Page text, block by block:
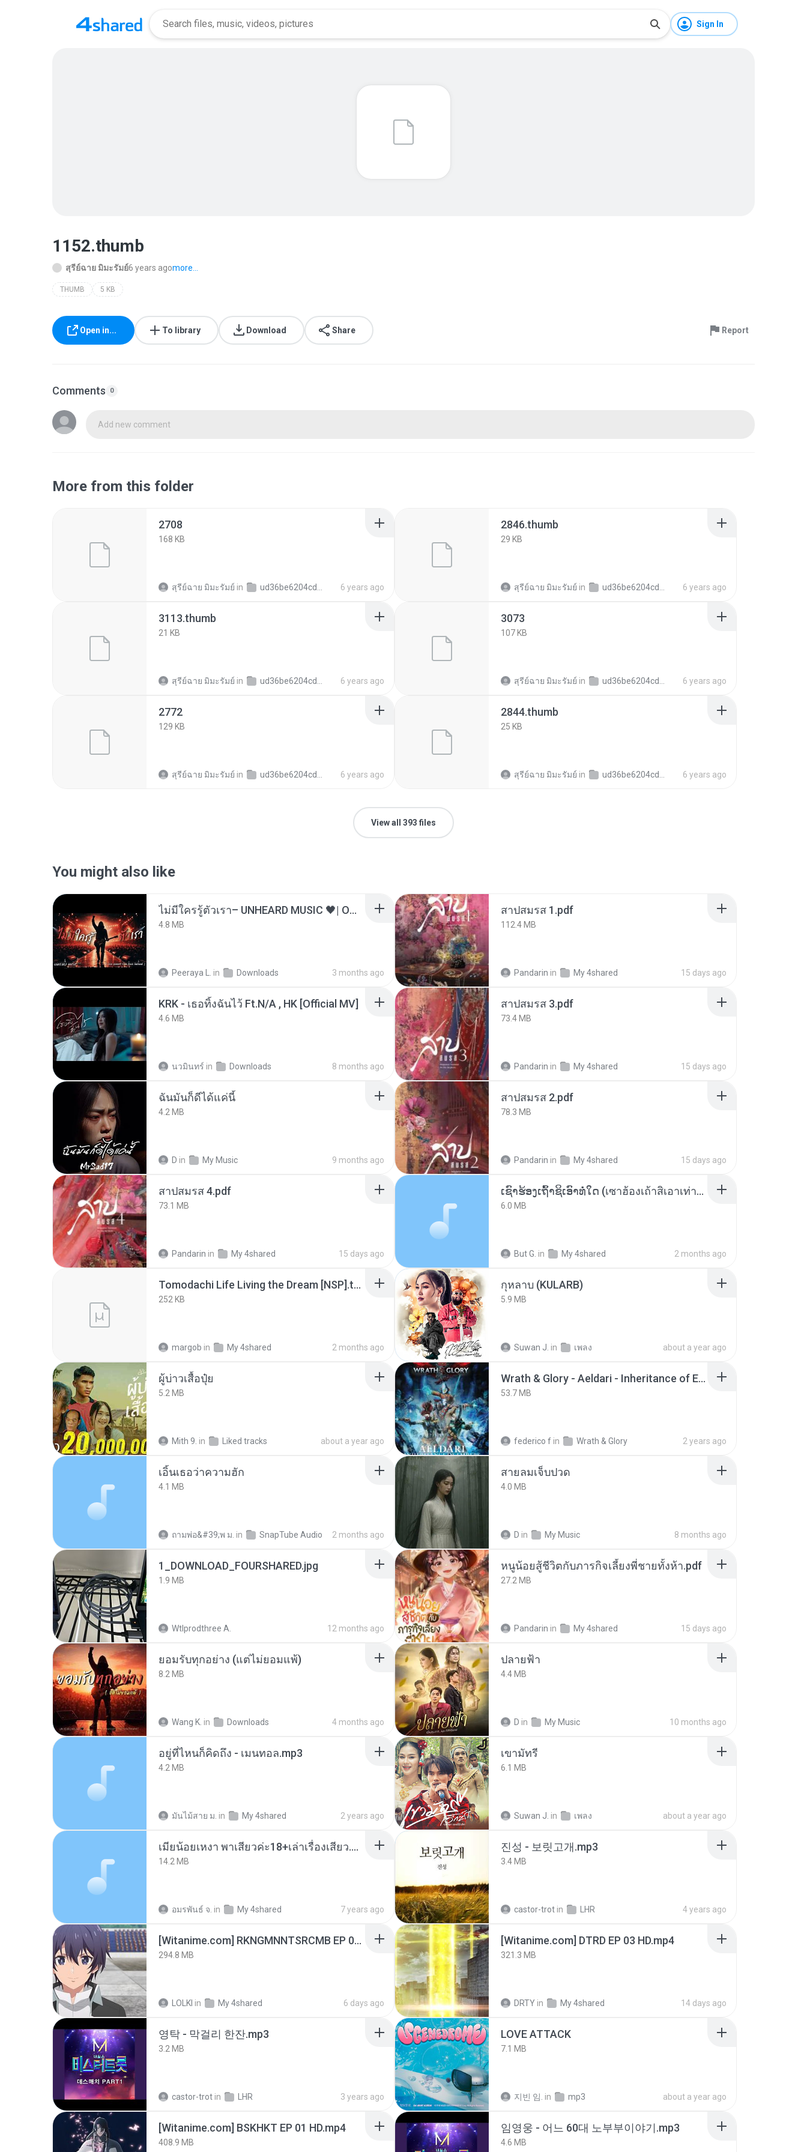
Sign In
1152.thumb
สุรีย์ฉาย มิมะรัมย์6 years agomore...
THUMB 5 KB
Open in... To library Download Share Report
Comments 0
Add new comment
More from this folder
2708
168 KB
สุรีย์ฉาย มิมะรัมย์ in ud36be6204cd2dec4c384d852796bbdc5 6 years ago
2846.thumb
29 KB
สุรีย์ฉาย มิมะรัมย์ in ud36be6204cd2dec4c384d852796bbdc5 6 years ago
3113.thumb
21 KB
สุรีย์ฉาย มิมะรัมย์ in ud36be6204cd2dec4c384d852796bbdc5 6 years ago
3073
107 KB
สุรีย์ฉาย มิมะรัมย์ in ud36be6204cd2dec4c384d852796bbdc5 6 years ago
2772
129 KB
สุรีย์ฉาย มิมะรัมย์ in ud36be6204cd2dec4c384d852796bbdc5 6 years ago
2844.thumb
25 KB
สุรีย์ฉาย มิมะรัมย์ in ud36be6204cd2dec4c384d852796bbdc5 6 years ago
View all 393 files
You might also like
ไม่มีใครรู้ตัวเรา– UNHEARD MUSIC 🖤| Official Lyric Video | เพลงสู้ชีวิต
4.8 MB
Peeraya L. in Downloads 3 months ago
สาปสมรส 1.pdf
112.4 MB
Pandarin in My 4shared 15 days ago
KRK - เธอทิ้งฉันไว้ Ft.N/A , HK [Official MV]
4.6 MB
นวมินทร์ in Downloads 8 months ago
สาปสมรส 3.pdf
73.4 MB
Pandarin in My 4shared 15 days ago
ฉันมันก็ดีได้แค่นี้
4.2 MB
D in My Music 9 months ago
สาปสมรส 2.pdf
78.3 MB
Pandarin in My 4shared 15 days ago
สาปสมรส 4.pdf
73.1 MB
Pandarin in My 4shared 15 days ago
ເຊົາຮ້ອງເຖົ້າຊິເອົາທໍ່ໃດ (เซาฮ้องเถ้าสิเอาเท่าใด) ບຸນເກີດ ຫນູຫ່ວງ ft. ໂສພາ ຈຸນທະລາ
6.0 MB
But G. in My 4shared 2 months ago
Tomodachi Life Living the Dream [NSP].torrent
252 KB
margob in My 4shared 2 months ago
กุหลาบ (KULARB)
5.9 MB
Suwan J. in เพลง about a year ago
ผู้บ่าวเสื้อปุ๋ย
5.2 MB
Mith 9. in Liked tracks about a year ago
Wrath & Glory - Aeldari - Inheritance of Embers.pdf
53.7 MB
federico f in Wrath & Glory 2 years ago
เอิ้นเธอว่าความฮัก
4.1 MB
ถามพ่อ&#39;พ ม. in SnapTube Audio 2 months ago
สายลมเจ็บปวด
4.0 MB
D in My Music 8 months ago
1_DOWNLOAD_FOURSHARED.jpg
1.9 MB
Wtlprodthree A. 12 months ago
หนูน้อยสู้ชีวิตกับภารกิจเลี้ยงพี่ชายทั้งห้า.pdf
27.2 MB
Pandarin in My 4shared 15 days ago
ยอมรับทุกอย่าง (แต่ไม่ยอมแพ้)
8.2 MB
Wang K. in Downloads 4 months ago
ปลายฟ้า
4.4 MB
D in My Music 10 months ago
อยู่ที่ไหนก็คิดถึง - เมนทอล.mp3
4.2 MB
มันไม้สาย ม. in My 4shared 2 years ago
เขามัทรี
6.1 MB
Suwan J. in เพลง about a year ago
เมียน้อยเหงา พาเสียวค่ะ18+เล่าเรื่องเสียว.mp3
14.2 MB
อมรพันธ์ จ. in My 4shared 7 years ago
진성 - 보릿고개.mp3
3.4 MB
castor-trot in LHR 4 years ago
[Witanime.com] RKNGMNNTSRCMB EP 06 HD.mp4
294.8 MB
LOLKI in My 4shared 6 days ago
[Witanime.com] DTRD EP 03 HD.mp4
321.3 MB
DRTY in My 4shared 14 days ago
영탁 - 막걸리 한잔.mp3
3.2 MB
castor-trot in LHR 3 years ago
LOVE ATTACK
7.1 MB
지빈 임. in mp3 about a year ago
[Witanime.com] BSKHKT EP 01 HD.mp4
408.9 MB
임영웅 - 어느 60대 노부부이야기.mp3
4.6 MB